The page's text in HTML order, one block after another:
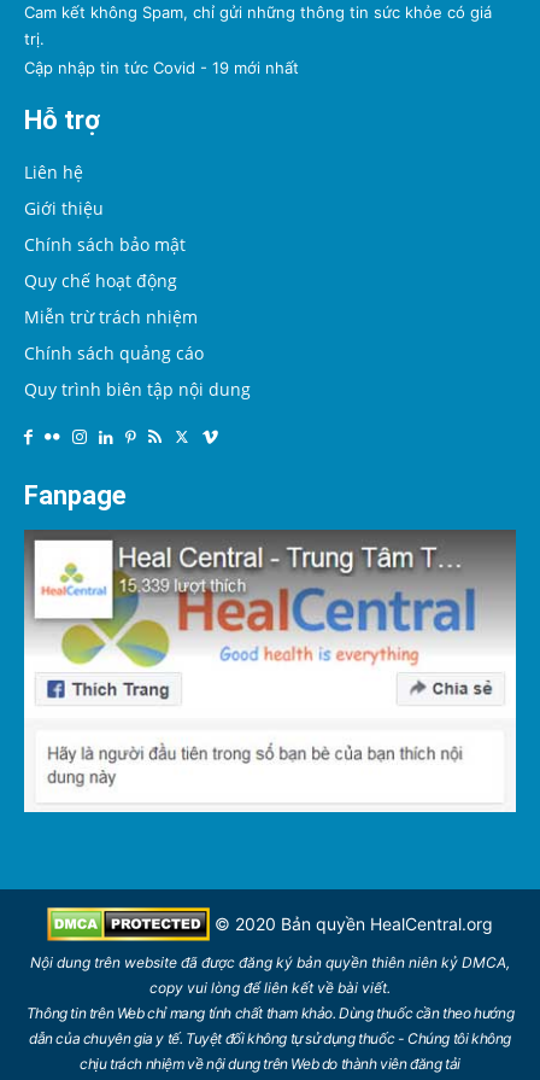
Cam kết không Spam, chỉ gửi những thông tin sức khỏe có giá
trị.
Cập nhập tin tức Covid - 19 mới nhất
Hỗ trợ
Liên hệ
Giới thiệu
Chính sách bảo mật
Quy chế hoạt động
Miễn trừ trách nhiệm
Chính sách quảng cáo
Quy trình biên tập nội dung
Fanpage
© 2020 Bản quyền HealCentral.org
Nội dung trên website đã được đăng ký bản quyền thiên niên kỷ DMCA,
copy vui lòng đểliên kếtvề bài viết.
Thông tin trên Web chỉ mang tính chất tham khảo. Dùng thuốc cần theo hướng
dẫn của chuyên gia y tế. Tuyệt đối không tự sử dụng thuốc - Chúng tôi không
chịu trách nhiệm về nội dung trên Web do thành viên đăng tải